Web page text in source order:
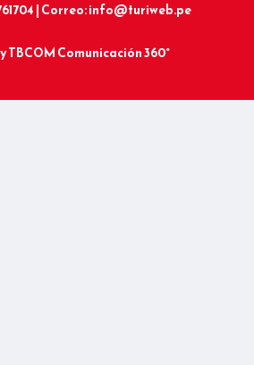
| Correo: info@turiweb.pe
TBCOM Comunicación 360°